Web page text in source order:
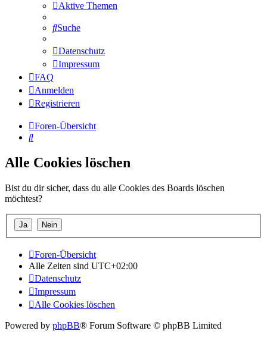
Aktive Themen
Suche
Datenschutz
Impressum
FAQ
Anmelden
Registrieren
Foren-Übersicht
Suche
Alle Cookies löschen
Bist du dir sicher, dass du alle Cookies des Boards löschen
möchtest?
Foren-Übersicht
Alle Zeiten sind UTC+02:00
Datenschutz
Impressum
Alle Cookies löschen
Powered by phpBB® Forum Software © phpBB Limited